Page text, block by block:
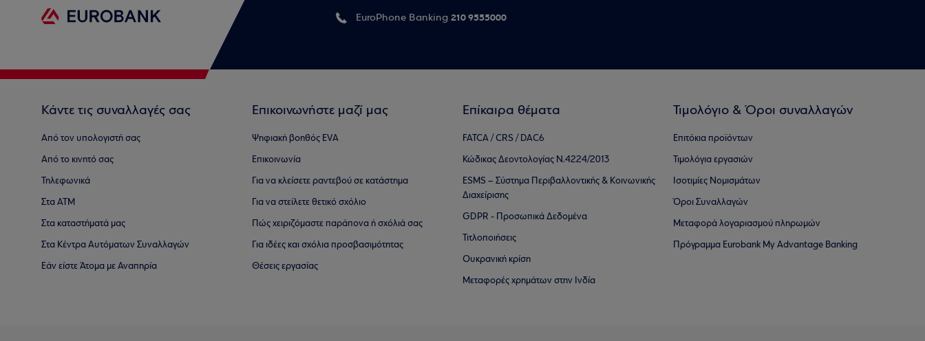
EuroPhone Banking 210 9555000
Κάντε τις συναλλαγές σας
Από τον υπολογιστή σας
Από το κινητό σας
Τηλεφωνικά
Στα ΑΤΜ
Στα καταστήματά μας
Στα Κέντρα Αυτόματων Συναλλαγών
Εάν είστε Άτομα με Αναπηρία
Επικοινωνήστε μαζί μας
Ψηφιακή βοηθός EVA
Επικοινωνία
Για να κλείσετε ραντεβού σε κατάστημα
Για να στείλετε θετικό σχόλιο
Πώς χειριζόμαστε παράπονα ή σχόλιά σας
Για ιδέες και σχόλια προσβασιμότητας
Θέσεις εργασίας
Επίκαιρα θέματα
FATCA / CRS / DAC6
Κώδικας Δεοντολογίας Ν.4224/2013
ESMS – Σύστημα Περιβαλλοντικής & Κοινωνικής
Διαχείρισης
GDPR - Προσωπικά Δεδομένα
Τιτλοποιήσεις
Ουκρανική κρίση
Μεταφορές χρημάτων στην Ινδία
Τιμολόγιο & Όροι συναλλαγών
Επιτόκια προϊόντων
Τιμολόγια εργασιών
Ισοτιμίες Νομισμάτων
Όροι Συναλλαγών
Μεταφορά λογαριασμού πληρωμών
Πρόγραμμα Eurobank My Advantage Banking